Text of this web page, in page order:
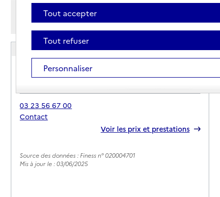
Afficher les résultats par:
Mode liste
Mode carte
EHPAD du Centre hospitalier de la Fère
Adresse
2 avenue Dupuis
02800-La Fère
03 23 56 67 00
Contact
Voir les prix et prestations
Source des données : Finess n° 020004701
Mis à jour le : 03/06/2025
Tout accepter
Tout refuser
Personnaliser